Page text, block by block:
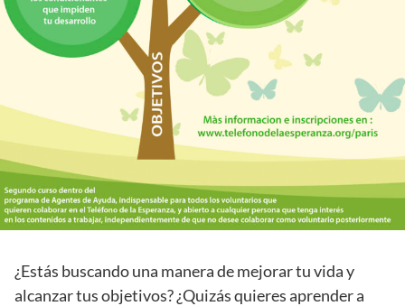
¿Estás buscando una manera de mejorar tu vida y
alcanzar tus objetivos? ¿Quizás quieres aprender a